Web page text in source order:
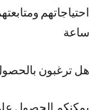
ساعة
هل ترغبون
يمكنكم الحصول